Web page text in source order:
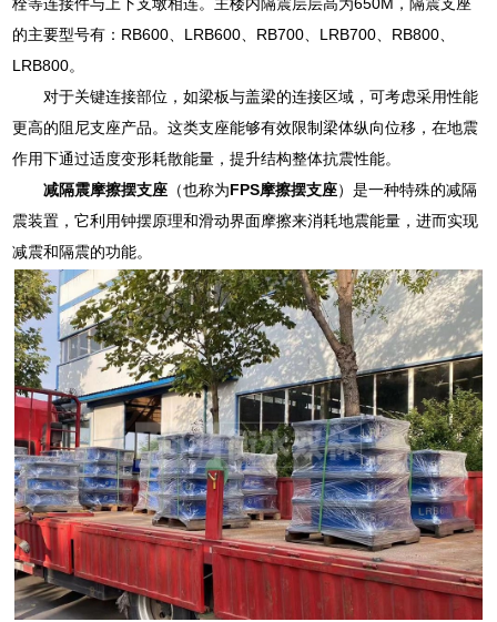
的主要型号有：RB600、LRB600、RB700、LRB700、RB800、
LRB800。
对于关键连接部位，如梁板与盖梁的连接区域，可考虑采用性能
更高的阻尼支座产品。这类支座能够有效限制梁体纵向位移，在地震
作用下通过适度变形耗散能量，提升结构整体抗震性能。
减隔震摩擦摆支座 （也称为FPS摩擦摆支座）是一种特殊的减隔
震装置，它利用钟摆原理和滑动界面摩擦来消耗地震能量，进而实现
减震和隔震的功能。